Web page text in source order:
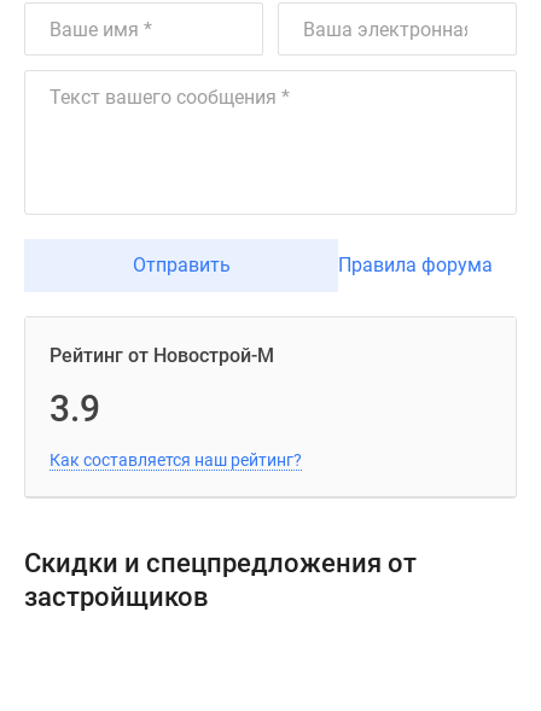
Отправить Правила форума
Рейтинг от Новострой-М
3.9
Как составляется наш рейтинг?
Скидки и спецпредложения от
застройщиков